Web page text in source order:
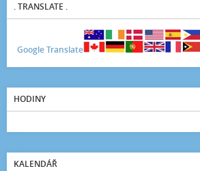
. TRANSLATE .
Google Translate
HODINY
KALENDÁŘ